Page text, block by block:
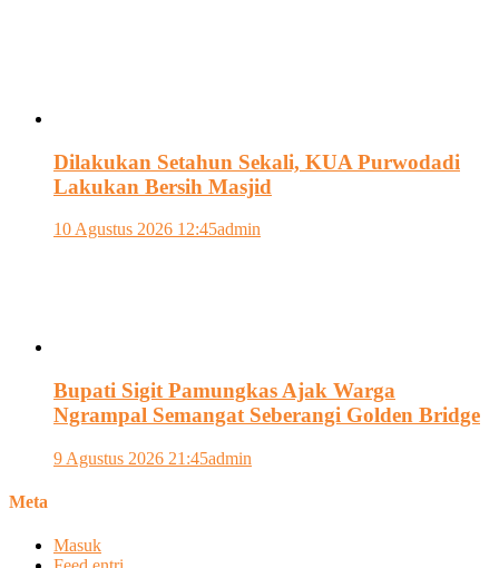
Dilakukan Setahun Sekali, KUA Purwodadi
Lakukan Bersih Masjid
10 Agustus 2026 12:45admin
Bupati Sigit Pamungkas Ajak Warga
Ngrampal Semangat Seberangi Golden Bridge
9 Agustus 2026 21:45admin
Meta
Masuk